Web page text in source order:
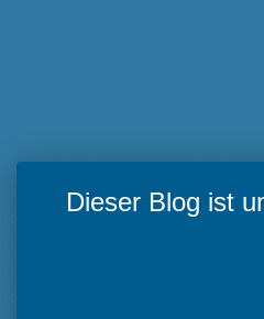
Dieser Blog ist